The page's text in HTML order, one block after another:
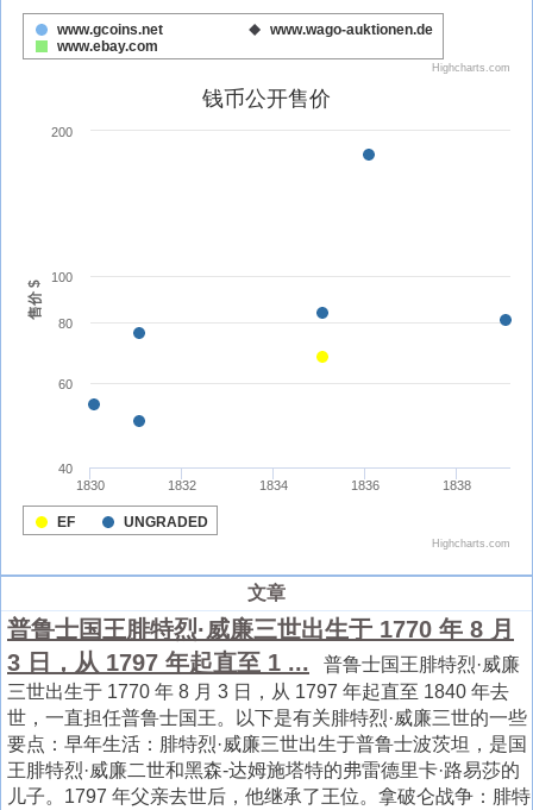
文章
普鲁士国王腓特烈·威廉三世出生于 1770 年 8 月
3 日，从 1797 年起直至 1 ... 普鲁士国王腓特烈·威廉
三世出生于 1770 年 8 月 3 日，从 1797 年起直至 1840 年去
世，一直担任普鲁士国王。以下是有关腓特烈·威廉三世的一些
要点：早年生活：腓特烈·威廉三世出生于普鲁士波茨坦，是国
王腓特烈·威廉二世和黑森-达姆施塔特的弗雷德里卡·路易莎的
儿子。1797 年父亲去世后，他继承了王位。拿破仑战争：腓特